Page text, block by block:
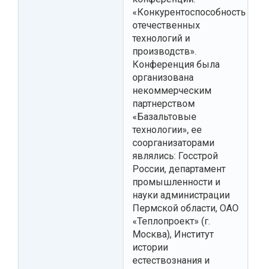
«Конкурентоспособность
отечественных
технологий и
производств».
Конференция была
организована
некоммерческим
партнерством
«Базальтовые
технологии», ее
соорганизаторами
являлись: Госстрой
России, департамент
промышленности и
науки администрации
Пермской области, ОАО
«Теплопроект» (г.
Москва), Институт
истории
естествознания и